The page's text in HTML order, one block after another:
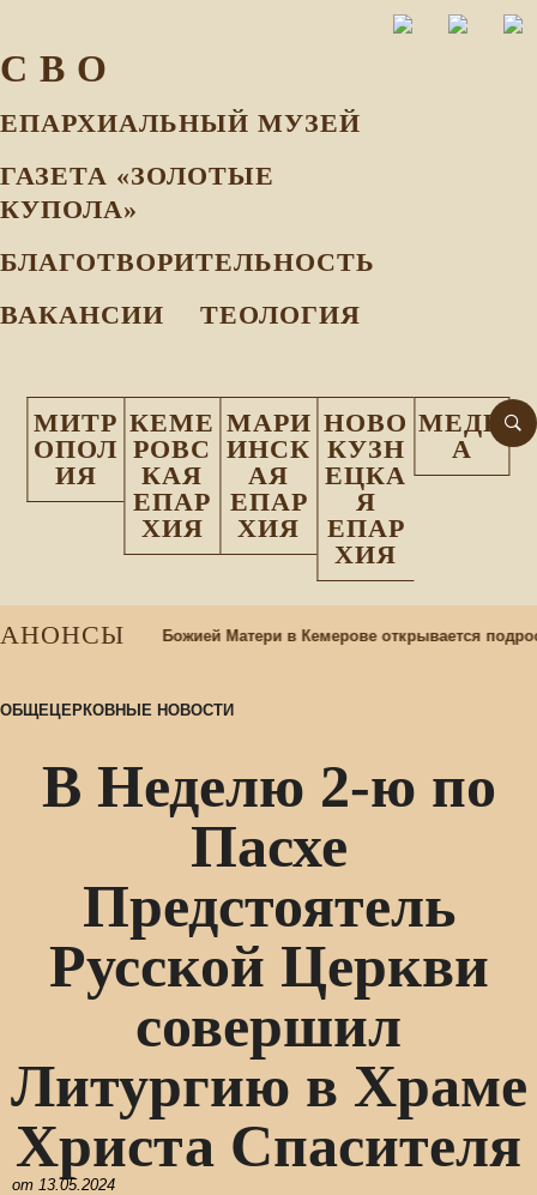
С В О
ЕПАРХИАЛЬНЫЙ МУЗEЙ
ГАЗЕТА «ЗОЛОТЫЕ
КУПОЛА»
БЛАГОТВОРИТЕЛЬНОСТЬ
ВАКАНСИИ
ТЕОЛОГИЯ
МИТР
ОПОЛ
ИЯ
КЕМЕ
РОВС
КАЯ
ЕПАР
ХИЯ
МАРИ
ИНСК
АЯ
ЕПАР
ХИЯ
НОВО
КУЗН
ЕЦКА
Я
ЕПАР
ХИЯ
МЕДИ
А
АНОНСЫиконы Божией Матери в Кемерове открывается
ОБЩЕЦЕРКОВНЫЕ НОВОСТИ
В Неделю 2-ю по
Пасхе
Предстоятель
Русской Церкви
совершил
Литургию в Храме
Христа Спасителя
от 13.05.2024